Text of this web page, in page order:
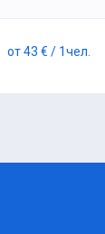
от43 € / 1чел.